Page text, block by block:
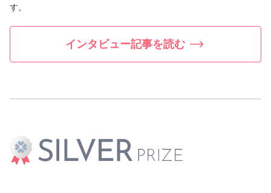
す。
インタビュー記事を読む